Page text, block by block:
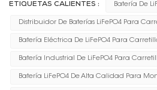
ETIQUETAS CALIENTES : Batería De
Distribuidor De Baterías LiFePO4 Para
Batería Eléctrica De LiFePO4 Para
Batería Industrial De LiFePO4 Para
Batería LiFePO4 De Alta Calidad Para